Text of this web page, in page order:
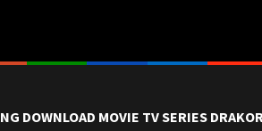
DOWNLOAD MOVIE TV SERIES